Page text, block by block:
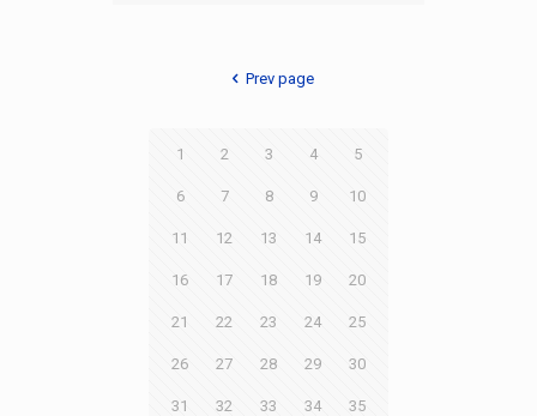
Prev page
1 2 3 4 5
6 7 8 9 10
11 12 13 14 15
16 17 18 19 20
21 22 23 24 25
26 27 28 29 30
31 32 33 34 35